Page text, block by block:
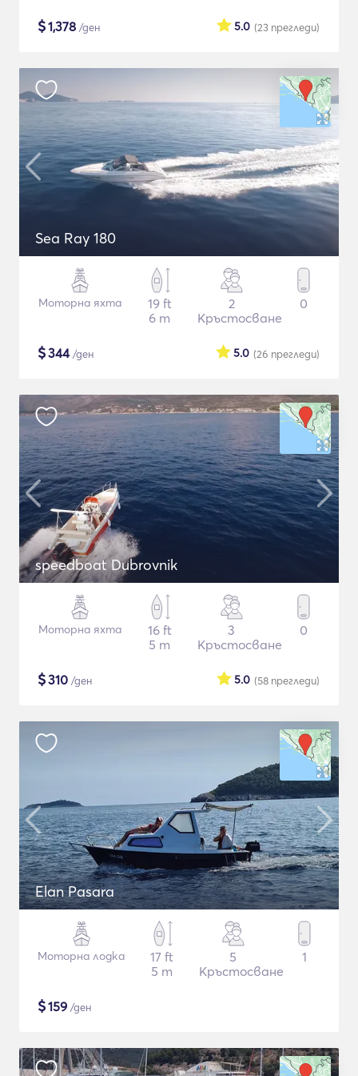
$1,378 /ден (23 прегледи)
5.0
Sea Ray 180
Моторна яхта
19 ft
6 m
2
Кръстосване
0
$344/ден (26 прегледи)
5.0
speedboat Dubrovnik
Моторна яхта
16 ft
5 m
3
Кръстосване
0
$310 /ден (58 прегледи)
5.0
Elan Pasara
Моторна лодка
17 ft
5 m
5
Кръстосване
1
$159 /ден